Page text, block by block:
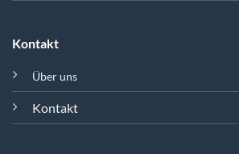
Kontakt
Über uns
Kontakt